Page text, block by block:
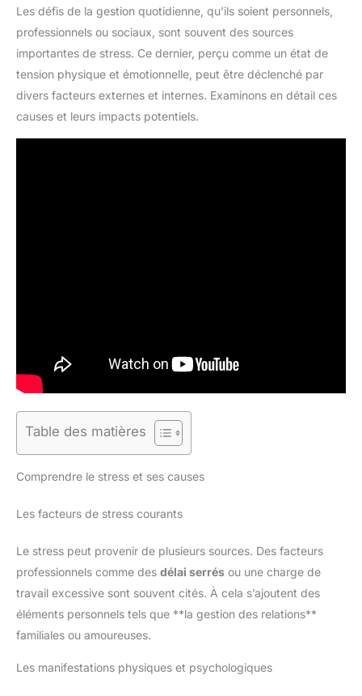
Les défis de la gestion quotidienne, qu’ils soient personnels,
professionnels ou sociaux, sont souvent des sources
importantes de stress. Ce dernier, perçu comme un état de
tension physique et émotionnelle, peut être déclenché par
divers facteurs externes et internes. Examinons en détail ces
causes et leurs impacts potentiels.
Table des matières
Comprendre le stress et ses causes
Les facteurs de stress courants
Le stress peut provenir de plusieurs sources. Des facteurs
professionnels comme des délai serrés ou une charge de
travail excessive sont souvent cités. À cela s’ajoutent des
éléments personnels tels que **la gestion des relations**
familiales ou amoureuses.
Les manifestations physiques et psychologiques